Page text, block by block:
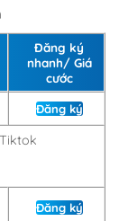
Đăng ký
nhanh/ Giá
cước
Đăng ký
Đăng ký